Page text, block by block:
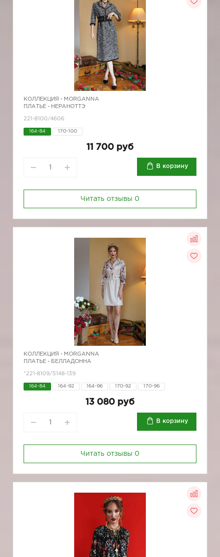
КОЛЛЕКЦИЯ - MORGANNA
ПЛАТЬЕ - НЕРАНОТТЭ
221-8100/4606
164-84 170-100
11 700 руб
В корзину
Читать отзывы 0
КОЛЛЕКЦИЯ - MORGANNA
ПЛАТЬЕ - БЕЛЛАДОННА
*221-8109/5148-139
164-84 164-92 164-96 170-92 170-96
13 080 руб
В корзину
Читать отзывы 0